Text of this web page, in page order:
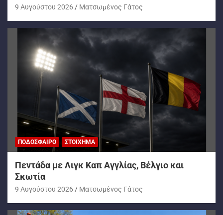
9 Αυγούστου 2026 Ματσωμένος Γάτος
ΠΟΔΌΣΦΑΙΡΟ ΣΤΟΊΧΗΜΑ
Πεντάδα με Λιγκ Καπ Αγγλίας, Βέλγιο και
Σκωτία
9 Αυγούστου 2026 Ματσωμένος Γάτος